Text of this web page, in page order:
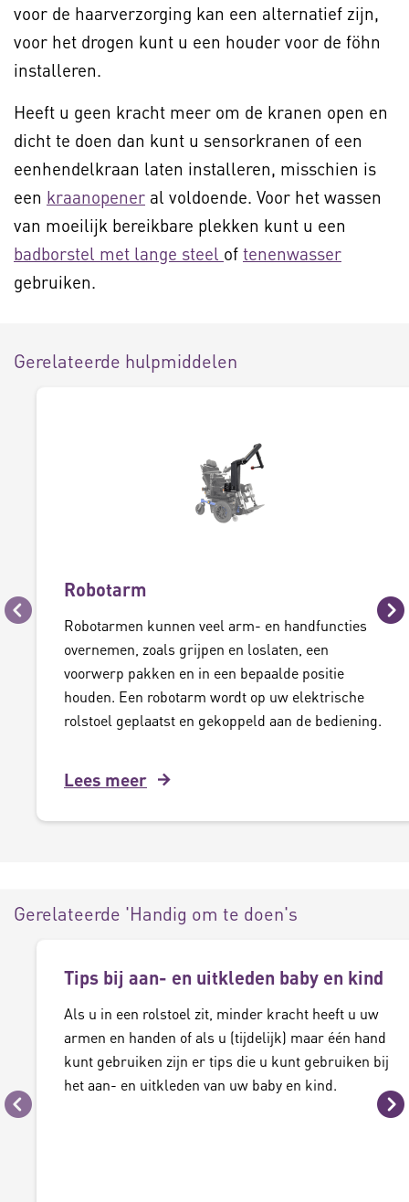
voor de haarverzorging kan een alternatief zijn,
voor het drogen kunt u een houder voor de föhn
installeren.
Heeft u geen kracht meer om de kranen open en
dicht te doen dan kunt u sensorkranen of een
eenhendelkraan laten installeren, misschien is
een kraanopener al voldoende. Voor het wassen
van moeilijk bereikbare plekken kunt u een
badborstel met lange steel of tenenwasser
gebruiken.
Gerelateerde hulpmiddelen
Vorige
Robotarm
Robotarmen kunnen veel arm- en handfuncties
overnemen, zoals grijpen en loslaten, een
voorwerp pakken en in een bepaalde positie
houden. Een robotarm wordt op uw elektrische
rolstoel geplaatst en gekoppeld aan de bediening.
Lees meer
Gerelateerde 'Handig om te doen's
Vorige
Tips bij aan- en uitkleden baby en kind
Als u in een rolstoel zit, minder kracht heeft u uw
armen en handen of als u (tijdelijk) maar één hand
kunt gebruiken zijn er tips die u kunt gebruiken bij
het aan- en uitkleden van uw baby en kind.